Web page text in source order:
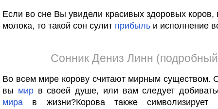
Если во сне Вы увидели красивых здоровых коров,
молока, то такой сон сулит прибыль и исполнение
Сонник Дениз Линн
Во всем мире корову считают мирным существом.
вы мирв своей душе, или вам следует
мира в жизни?Корова также символизирует